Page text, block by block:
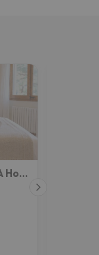
La Posada d'Àneu by RdA Hotels